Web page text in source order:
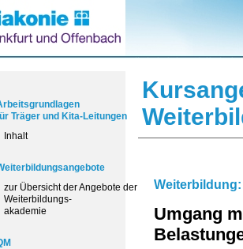
Träger und Kita-Leitungen
Inhalt
zur Übersicht der Angebote der
Weiterbildungs-
akademie
Weiterbildung:
Umgang